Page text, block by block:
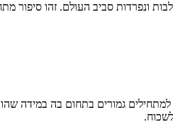
ונפרדות סביב העולם. זהו
בעליל, ולכן הספר כתוב למתחילים